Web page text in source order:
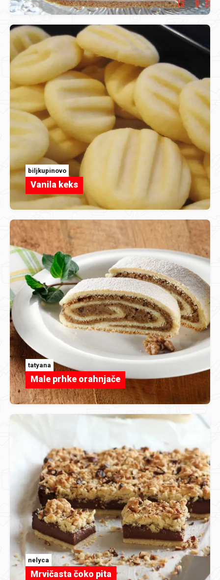
biljkupinovo
Vanila keks
tatyana
Male prhke orahnjače
nelyca
Mrvičasta čoko pita